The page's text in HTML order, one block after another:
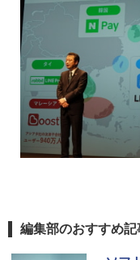
編集部のおすすめ記